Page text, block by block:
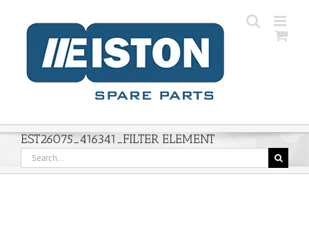
content
EST26075_416341_FILTER ELEMENT
Search
for: